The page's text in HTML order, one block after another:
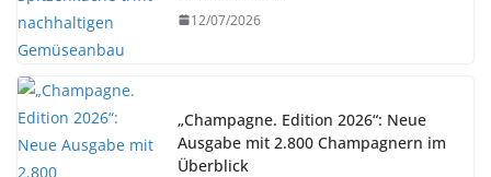
12/07/2026
„Champagne. Edition 2026“: Neue
Ausgabe mit 2.800 Champagnern im
Überblick